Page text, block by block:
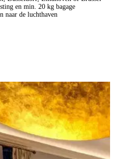
en min. 20 kg bagage
naar de luchthaven